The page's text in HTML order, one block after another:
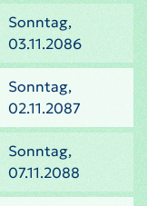
Sonntag,
03.11.2086
Sonntag,
02.11.2087
Sonntag,
07.11.2088